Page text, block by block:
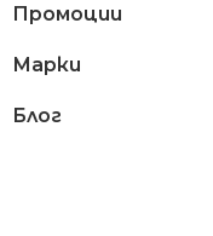
Промоции
Марки
Блог